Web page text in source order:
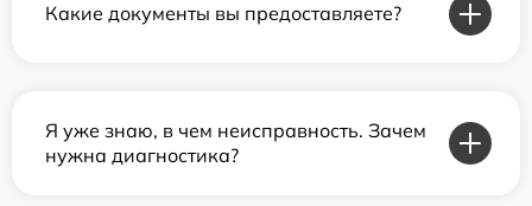
Какие документы вы предоставляете?
Я уже знаю, в чем неисправность. Зачем
нужна диагностика?